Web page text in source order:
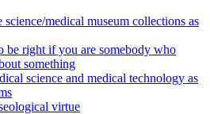
science/medical museum collections as
be right if you are somebody who
something
science and medical technology as
virtue